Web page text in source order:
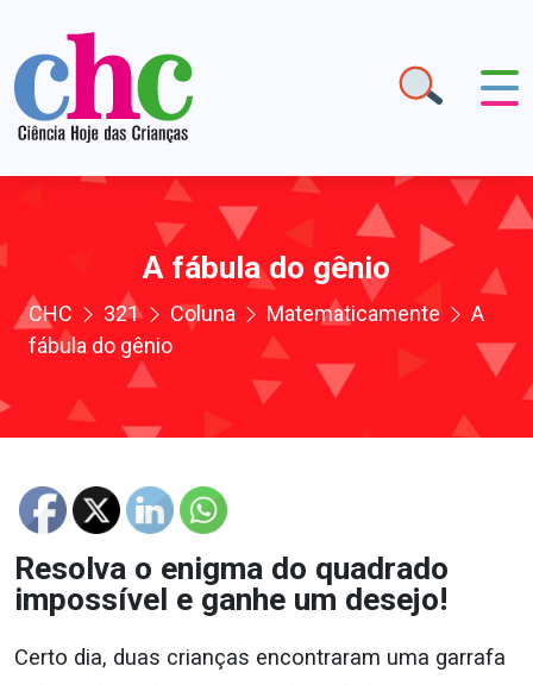
A fábula do gênio
CHC 321 Coluna Matematicamente
A
fábula do gênio
Resolva o enigma do quadrado
impossível e ganhe um desejo!
Certo dia, duas crianças encontraram uma garrafa